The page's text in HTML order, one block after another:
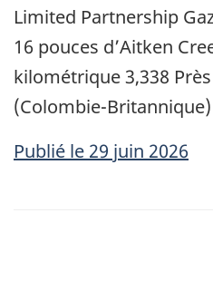
Limited Partnership
16 pouces d’Aitken
kilométrique 3,338
(Colombie-Britannique)
Publié le 29 juin 2026